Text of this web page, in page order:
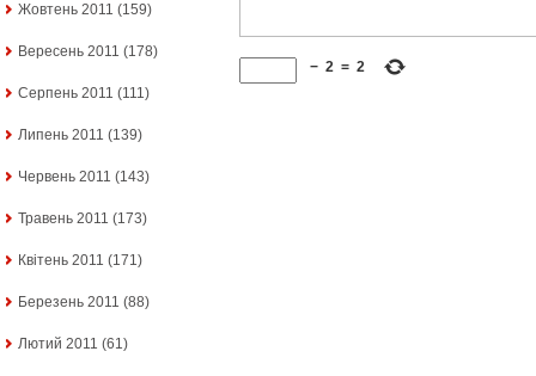
Жовтень 2011 (159)
Вересень 2011 (178)
Серпень 2011 (111)
Липень 2011 (139)
Червень 2011 (143)
Травень 2011 (173)
Квітень 2011 (171)
Березень 2011 (88)
Лютий 2011 (61)
− 2 = 2